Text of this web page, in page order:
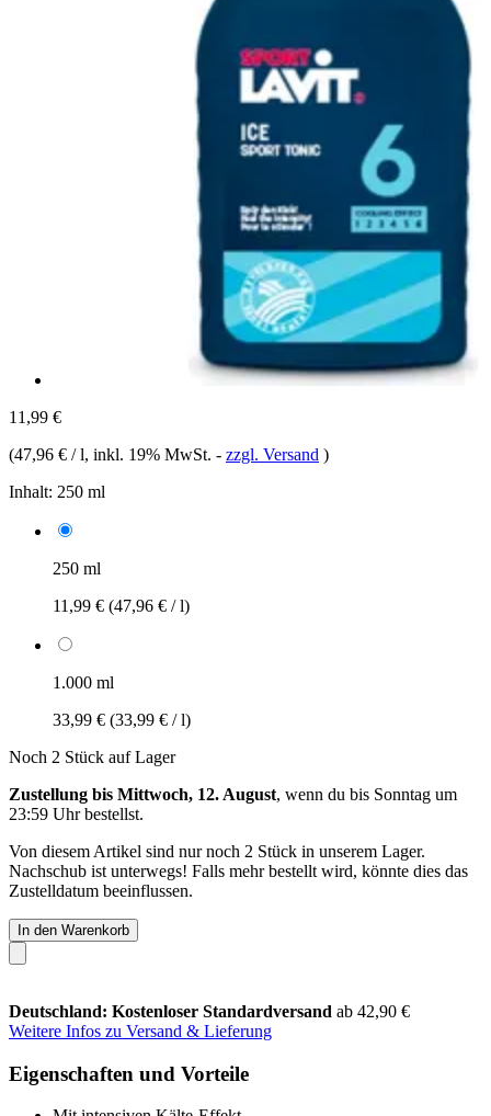
11,99 €
(47,96 € / l, inkl. 19% MwSt. - zzgl. Versand )
Inhalt: 250 ml
250 ml
11,99 € (47,96 € / l)
1.000 ml
33,99 € (33,99 € / l)
Noch 2 Stück auf Lager
Zustellung bis Mittwoch, 12. August, wenn du bis Sonntag um
23:59 Uhrbestellst.
Von diesem Artikel sind nur noch 2 Stück in unserem Lager.
Nachschub ist unterwegs! Falls mehr bestellt wird, könnte dies das
Zustelldatum beeinflussen.
In den Warenkorb
Deutschland: Kostenloser Standardversand ab 42,90 €
Weitere Infos zu Versand & Lieferung
Eigenschaften und Vorteile